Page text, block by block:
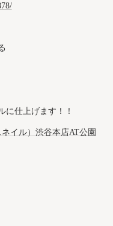
に仕上げます！！
イル）渋谷本店AT公園